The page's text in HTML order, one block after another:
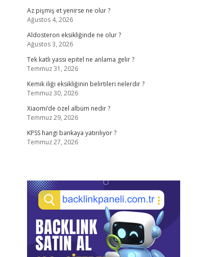
Az pişmiş et yenirse ne olur ?
Ağustos 4, 2026
Aldosteron eksikliğinde ne olur ?
Ağustos 3, 2026
Tek katlı yassı epitel ne anlama gelir ?
Temmuz 31, 2026
Kemik iliği eksikliğinin belirtileri nelerdir ?
Temmuz 30, 2026
Xiaomi’de özel albüm nedir ?
Temmuz 29, 2026
KPSS hangi bankaya yatırılıyor ?
Temmuz 27, 2026